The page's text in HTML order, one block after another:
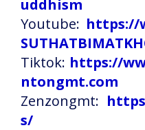
uddhism
Youtube: https://
Tiktok: https://
ntongmt.com
Zenzongmt:
s/